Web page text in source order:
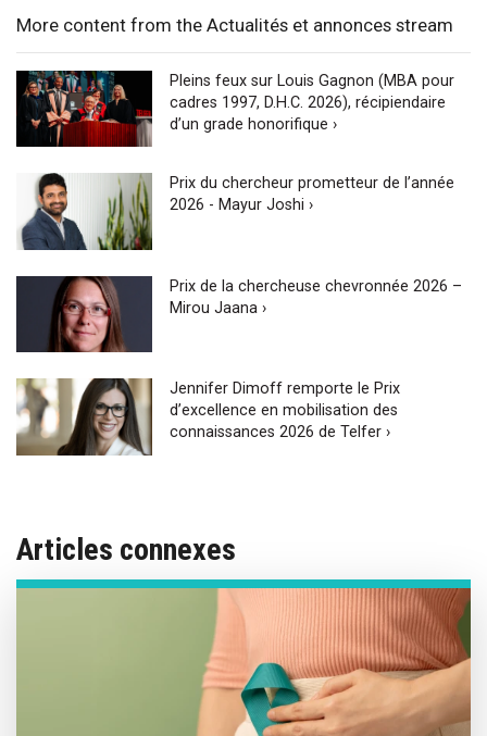
More content from the Actualités et annonces stream
Pleins feux sur Louis Gagnon (MBA pour
cadres 1997, D.H.C. 2026), récipiendaire
d’un grade honorifique ›
Prix du chercheur prometteur de l’année
2026 - Mayur Joshi ›
Prix de la chercheuse chevronnée 2026 –
Mirou Jaana ›
Jennifer Dimoff remporte le Prix
d’excellence en mobilisation des
connaissances 2026 de Telfer ›
Articles connexes